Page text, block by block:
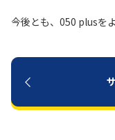
お問い合わせ
履歴・お気
今後とも、050 plusを